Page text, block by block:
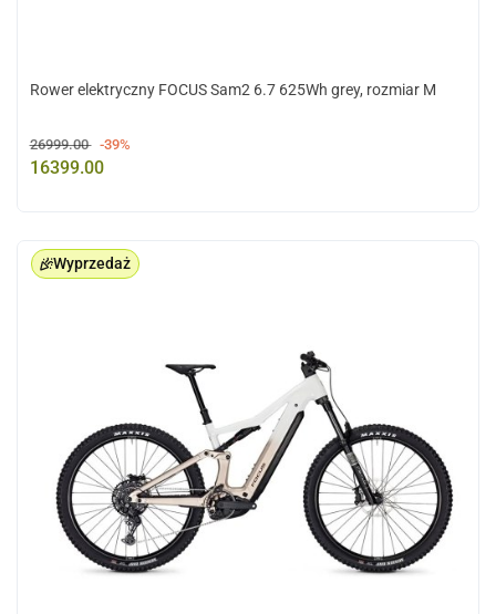
Rower elektryczny FOCUS Sam2 6.7 625Wh grey, rozmiar M
26999.00 -39%
16399.00
Wyprzedaż